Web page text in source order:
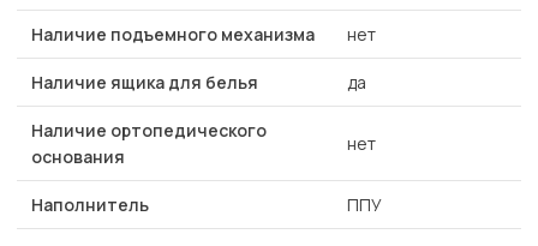
Наличие подъемного механизма нет
Наличие ящика для белья да
Наличие ортопедического
основания
нет
Наполнитель ППУ